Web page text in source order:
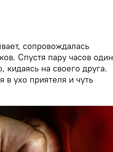
сопровождалась
Спустя пару часов один
кидаясь на своего друга.
в ухо приятеля и чуть